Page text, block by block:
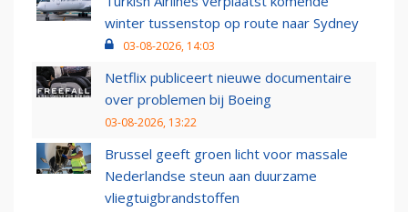
winter tussenstop op route naar Sydney
03-08-2026, 14:03
Netflix publiceert nieuwe documentaire
over problemen bij Boeing
03-08-2026, 13:22
Brussel geeft groen licht voor massale
Nederlandse steun aan duurzame
vliegtuigbrandstoffen